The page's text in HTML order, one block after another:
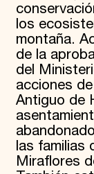
los
montaña.
de la
del
acciones
Antiguo de
las familias
Miraflores